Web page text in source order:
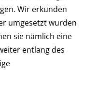
Wir erkunden
umgesetzt wurden
sie nämlich eine
entlang des